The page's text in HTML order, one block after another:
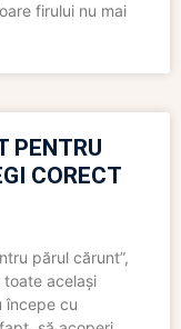
firului nu mai
PENTRU
CORECT
părul cărunt”,
același
începe cu